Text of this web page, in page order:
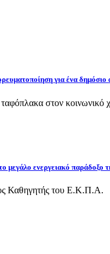
για ένα δημόσιο
στον κοινωνικό
μεγάλο ενεργειακό παράδοξο
Καθηγητής του Ε.Κ.Π.Α.